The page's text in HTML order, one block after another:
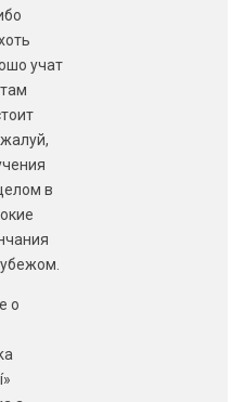
учат
в
о